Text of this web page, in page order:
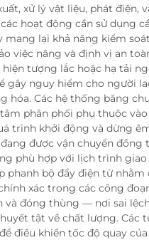
xử lý vật liệu, phát điện,
hoạt động cần sử dụng
mang lại khả năng kiểm
việc nâng và định vị an
tượng lắc hoặc hạ tải
gây nguy hiểm cho người
hóa. Các hệ thống băng
phân phối phụ thuộc
trình khởi động và dừng
được vận chuyển đồng
phù hợp với lịch trình giao
phanh bộ đẩy điện từ nhằm
xác trong các công
và đóng thùng — nơi sai
tật về chất lượng. Các
điều khiển tốc độ quay